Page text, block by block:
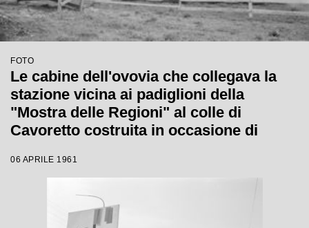
FOTO
Le cabine dell'ovovia che collegava la
stazione vicina ai padiglioni della
"Mostra delle Regioni" al colle di
Cavoretto costruita in occasione di
del Lavoro, organizzata per celebrare il
06 APRILE 1961